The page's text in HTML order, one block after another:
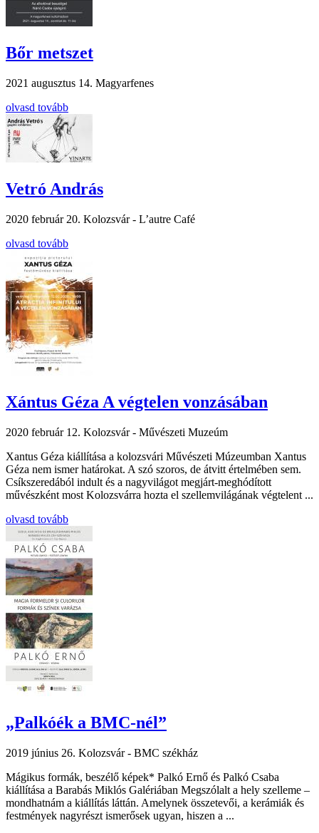
Bőr metszet
2021 augusztus 14. Magyarfenes
olvasd tovább
Vetró András
2020 február 20. Kolozsvár - L’autre Café
olvasd tovább
Xántus Géza A végtelen vonzásában
2020 február 12. Kolozsvár - Művészeti Muzeúm
Xantus Géza kiállítása a kolozsvári Művészeti Múzeumban Xantus
Géza nem ismer határokat. A szó szoros, de átvitt értelmében sem.
Csíkszeredából indult és a nagyvilágot megjárt-meghódított
művészként most Kolozsvárra hozta el szellemvilágának végtelent ...
olvasd tovább
„Palkóék a BMC-nél”
2019 június 26. Kolozsvár - BMC székház
Mágikus formák, beszélő képek* Palkó Ernő és Palkó Csaba
kiállítása a Barabás Miklós Galériában Megszólalt a hely szelleme –
mondhatnám a kiállítás láttán. Amelynek összetevői, a kerámiák és
festmények nagyrészt ismerősek ugyan, hiszen a ...